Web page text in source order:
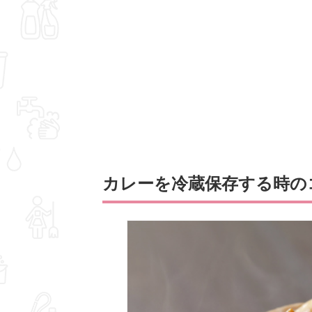
カレーを冷蔵保存する時の